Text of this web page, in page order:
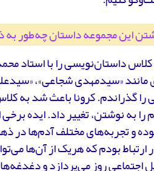
این مجموعه داستان چه‌طور
داستان‌نویسی را با استاد
مانند «سیدمهدی شجاعی»،
گذراندم. کرونا باعث شد به
به نوشتن، تغییر داد. ایده
و تجربه‌های مختلف آدم‌ها در
ارتباط بودم که هریک از آن‌ها
اجتماعی روز می‌پردازد و